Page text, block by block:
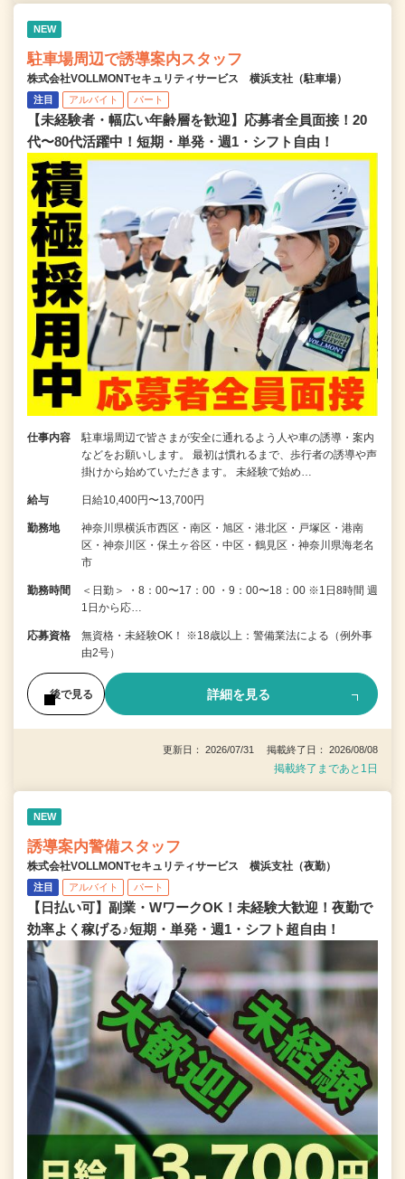
NEW
駐車場周辺で誘導案内スタッフ
株式会社VOLLMONTセキュリティサービス 横浜支社（駐車場）
注目 アルバイト パート
【未経験者・幅広い年齢層を歓迎】応募者全員面接！20
代〜80代活躍中！短期・単発・週1・シフト自由！
仕事内容
駐車場周辺で皆さまが安全に通れるよう人や車の誘導・案内
などをお願いします。 最初は慣れるまで、歩行者の誘導や声
掛けから始めていただきます。 未経験で始め…
給与 日給10,400円〜13,700円
勤務地
神奈川県横浜市西区・南区・旭区・港北区・戸塚区・港南
区・神奈川区・保土ヶ谷区・中区・鶴見区・神奈川県海老名
市
勤務時間
＜日勤＞ ・8：00〜17：00 ・9：00〜18：00 ※1日8時間 週
1日から応…
応募資格
無資格・未経験OK！ ※18歳以上：警備業法による（例外事
由2号）
後で見る 詳細を見る
更新日： 2026/07/31 掲載終了日： 2026/08/08
掲載終了まであと1日
NEW
誘導案内警備スタッフ
株式会社VOLLMONTセキュリティサービス 横浜支社（夜勤）
注目 アルバイト パート
【日払い可】副業・WワークOK！未経験大歓迎！夜勤で
効率よく稼げる♪短期・単発・週1・シフト超自由！